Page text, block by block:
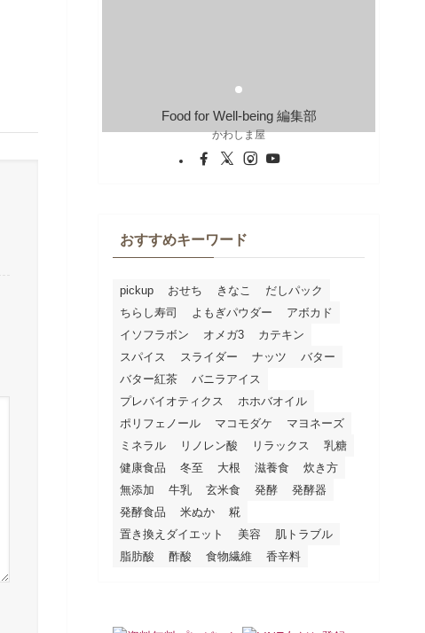
Food for Well-being 編集部
かわしま屋
おすすめキーワード
pickup おせち きなこ
だしパック
ちらし寿司
よもぎパウダー
アボカド
イソフラボン
オメガ3
カテキン
スパイス
スライダー ナッツ
バター
バター紅茶
バニラアイス
プレバイオティクス
ホホバオイル
ポリフェノール
マコモダケ
マヨネーズ
ミネラル
リノレン酸 リラックス
乳糖
健康食品
冬至 大根 滋養食
炊き方
無添加
牛乳 玄米食 発酵
発酵器
発酵食品
米ぬか
糀
置き換えダイエット
美容
肌トラブル
脂肪酸
酢酸 食物繊維 香辛料